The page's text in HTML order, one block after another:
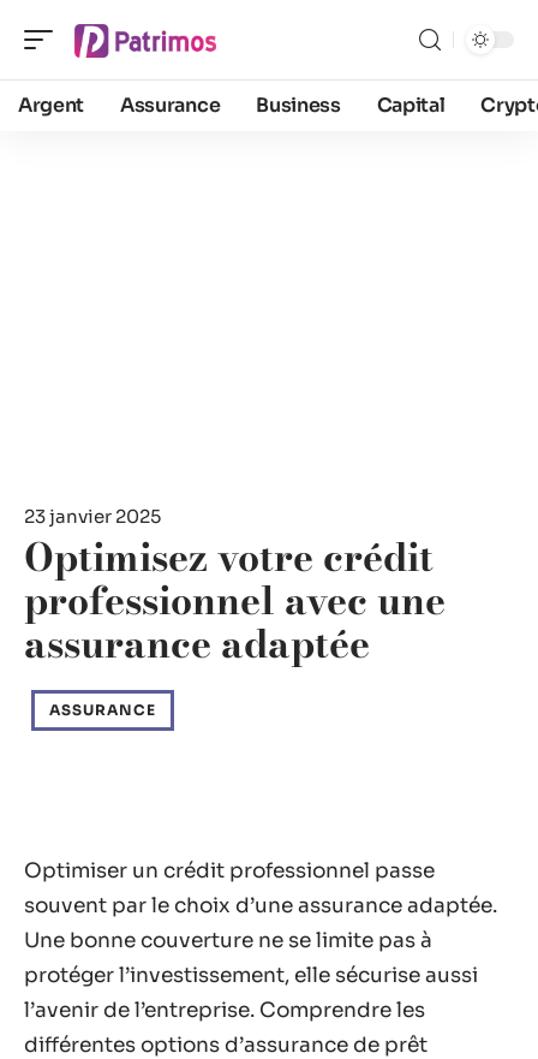
Argent Assurance Business Capital
23 janvier 2025
Optimisez votre crédit
professionnel avec une
assurance adaptée
ASSURANCE
Optimiser un crédit professionnel passe
souvent par le choix d’une assurance adaptée.
Une bonne couverture ne se limite pas à
protéger l’investissement, elle sécurise aussi
l’avenir de l’entreprise. Comprendre les
différentes options d’assurance de prêt